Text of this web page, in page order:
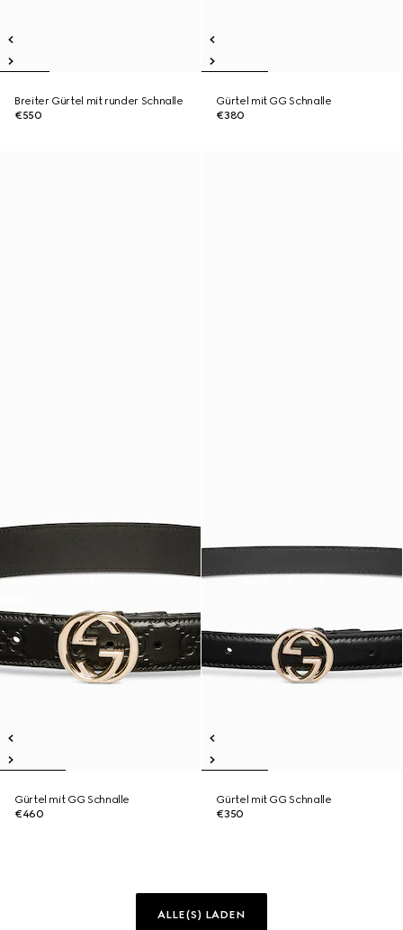
Breiter Gürtel mit runder Schnalle
€550
Gürtel mit GG Schnalle
€380
Gürtel mit GG Schnalle
€460
Gürtel mit GG Schnalle
€350
ALLE(S) LADEN